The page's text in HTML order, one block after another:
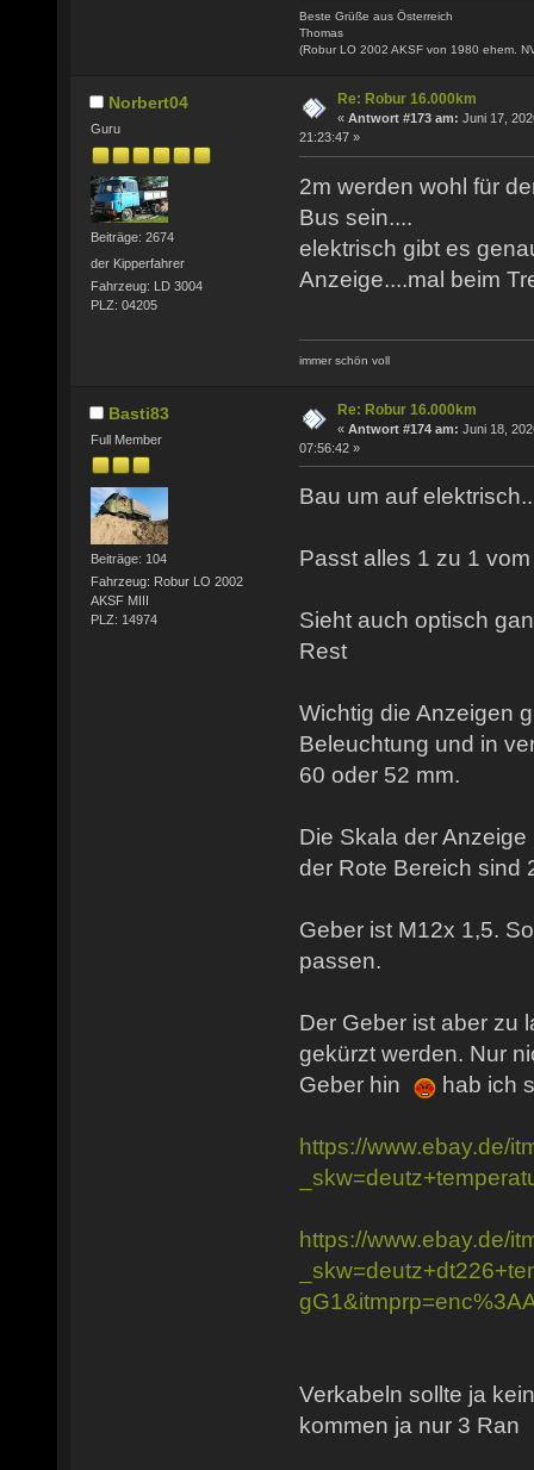
Beste Grüße aus Österreich
Thomas
(Robur LO 2002 AKSF von 1980 ehem.
Norbert04
Guru
Beiträge: 2674
der Kipperfahrer
Fahrzeug: LD 3004
PLZ: 04205
Re: Robur 16.000km
« Antwort #173 am: Juni 17,
21:23:47 »
2m werden wohl für
Bus sein....
elektrisch gibt es
Anzeige....mal beim
immer schön voll
Basti83
Full Member
Beiträge: 104
Fahrzeug: Robur LO 2002
AKSF MIII
PLZ: 14974
Re: Robur 16.000km
« Antwort #174 am: Juni 18,
07:56:42 »
Bau um auf
Passt alles 1 zu 1
Sieht auch optisch
Rest
Wichtig die Anzeigen
Beleuchtung und in
60 oder 52 mm.
Die Skala der
der Rote Bereich sind
Geber ist M12x 1,5.
passen.
Der Geber ist aber zu
gekürzt werden. Nur
Geber hin
hab ich
https://www.ebay.de/
https://www.ebay.de/
Verkabeln sollte ja
kommen ja nur 3 Ran